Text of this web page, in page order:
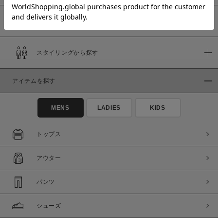
商品タイプ
通常商品
セール価格
在庫
在庫あり
予約商品
スタイリングから探す
アイテムを探す
MENS LADIES KIDS
トップス
アウター
パンツ
シューズ